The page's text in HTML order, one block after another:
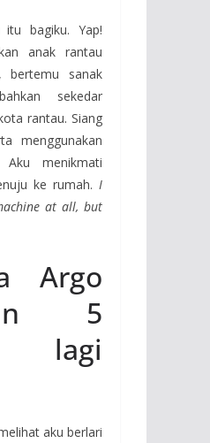
bagiku. Yap!
anak rantau
bertemu sanak
sekedar
rantau. Siang
menggunakan
Aku menikmati
ke rumah. I
at all, but
Argo
5
aku berlari